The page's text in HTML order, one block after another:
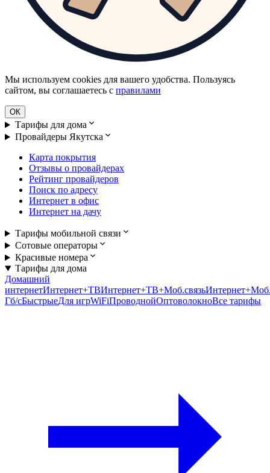
Мы используем cookies для вашего удобства. Пользуясь
сайтом, вы соглашаетесь с правилами
ОК
Тарифы для дома
Провайдеры Якутска
Карта покрытия
Отзывы о провайдерах
Рейтинг провайдеров
Поиск по адресу
Интернет в офис
Интернет на дачу
Тарифы мобильной связи
Сотовые операторы
Красивые номера
Тарифы для дома
Домашний
интернетИнтернет+ТВИнтернет+ТВ+Моб.связь
Гб/cБыстрыеДля игрWiFiПроводнойОптоволокноВсе тарифы